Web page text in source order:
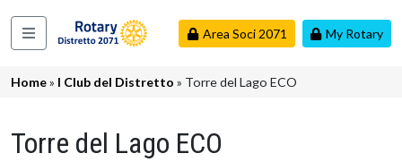
Area Soci 2071 My Rotary
Navigazione principale
Briciole di pane
Home I Club del Distretto Torre del Lago ECO
Torre del Lago ECO